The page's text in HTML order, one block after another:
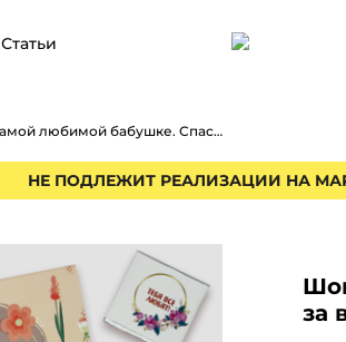
Статьи
Шоко набор- Самой любимой бабушке. Спасибо за все.
НЕ ПОДЛЕЖИТ РЕАЛИЗАЦИИ НА
за